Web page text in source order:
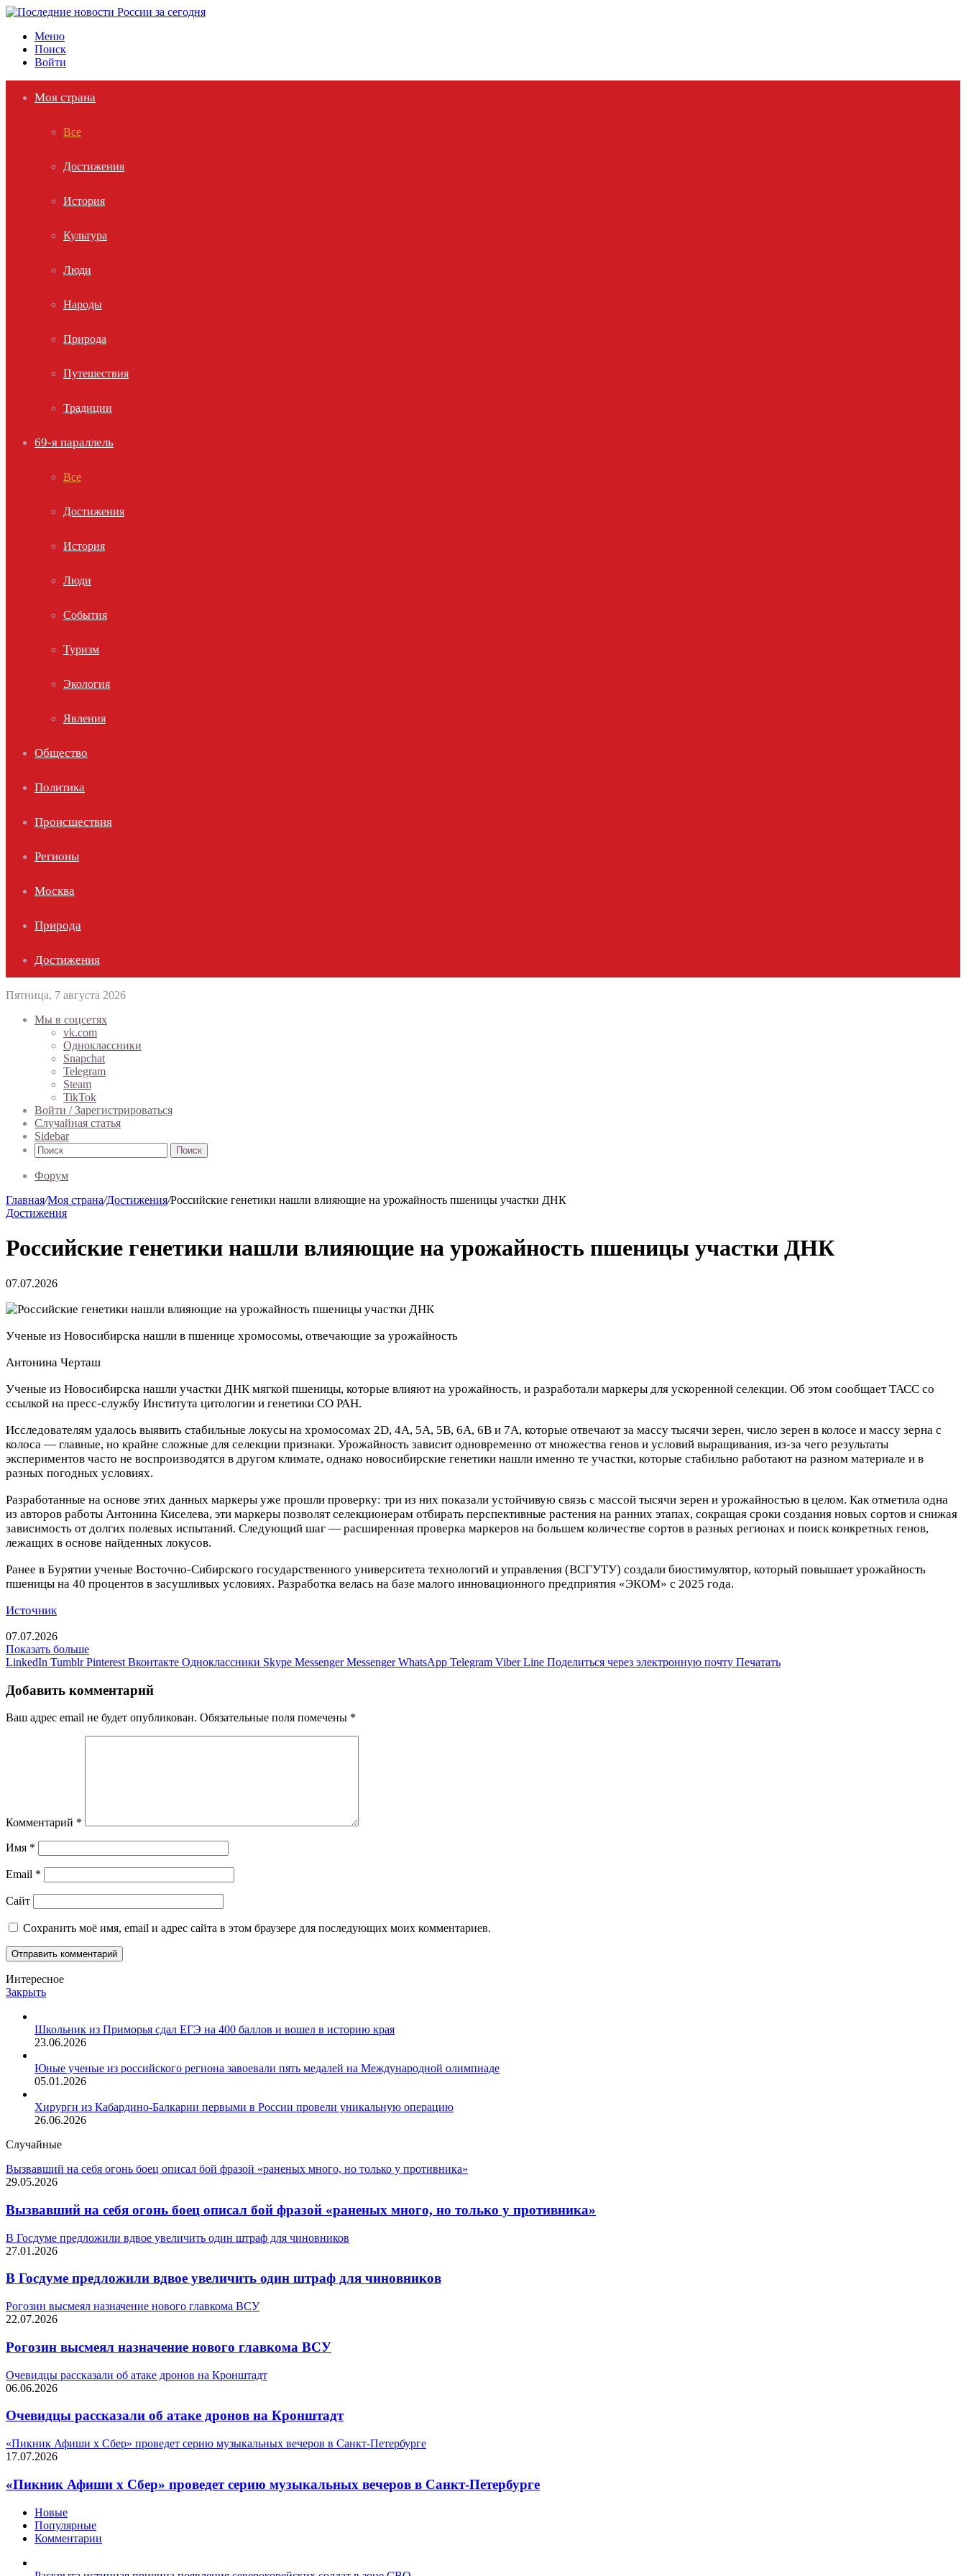
Меню
Поиск
Войти
Моя страна
Все
Достижения
История
Культура
Люди
Народы
Природа
Путешествия
Традиции
69-я параллель
Все
Достижения
История
Люди
События
Туризм
Экология
Явления
Общество
Политика
Происшествия
Регионы
Москва
Природа
Достижения
Пятница, 7 августа 2026
Мы в соцсетях
vk.com
Одноклассники
Snapchat
Telegram
Steam
TikTok
Войти / Зарегистрироваться
Случайная статья
Sidebar
Поиск
Форум
Главная/Моя страна/Достижения/Российские генетики нашли влияющие на урожайность пшеницы участки ДНК
Достижения
Российские генетики нашли влияющие на урожайность пшеницы участки ДНК
07.07.2026
Ученые из Новосибирска нашли в пшенице хромосомы, отвечающие за урожайность
Антонина Черташ
Ученые из Новосибирска нашли участки ДНК мягкой пшеницы, которые влияют на урожайность, и разработали маркеры для ускоренной селекции. Об этом сообщает ТАСС со
ссылкой на пресс-службу Института цитологии и генетики СО РАН.
Исследователям удалось выявить стабильные локусы на хромосомах 2D, 4A, 5A, 5B, 6A, 6B и 7A, которые отвечают за массу тысячи зерен, число зерен в колосе и массу зерна с
колоса — главные, но крайне сложные для селекции признаки. Урожайность зависит одновременно от множества генов и условий выращивания, из-за чего результаты
экспериментов часто не воспроизводятся в другом климате, однако новосибирские генетики нашли именно те участки, которые стабильно работают на разном материале и в
разных погодных условиях.
Разработанные на основе этих данных маркеры уже прошли проверку: три из них показали устойчивую связь с массой тысячи зерен и урожайностью в целом. Как отметила одна
из авторов работы Антонина Киселева, эти маркеры позволят селекционерам отбирать перспективные растения на ранних этапах, сокращая сроки создания новых сортов и снижая
зависимость от долгих полевых испытаний. Следующий шаг — расширенная проверка маркеров на большем количестве сортов в разных регионах и поиск конкретных генов,
лежащих в основе найденных локусов.
Ранее в Бурятии ученые Восточно-Сибирского государственного университета технологий и управления (ВСГУТУ) создали биостимулятор, который повышает урожайность
пшеницы на 40 процентов в засушливых условиях. Разработка велась на базе малого инновационного предприятия «ЭКОМ» с 2025 года.
Источник
07.07.2026
Показать больше
LinkedIn Tumblr Pinterest Вконтакте Одноклассники Skype Messenger Messenger WhatsApp Telegram Viber Line Поделиться через электронную почту Печатать
Добавить комментарий
Ваш адрес email не будет опубликован. Обязательные поля помечены *
Комментарий *
Имя *
Email *
Сайт
Сохранить моё имя, email и адрес сайта в этом браузере для последующих моих комментариев.
Интересное
Закрыть
Школьник из Приморья сдал ЕГЭ на 400 баллов и вошел в историю края
23.06.2026
Юные ученые из российского региона завоевали пять медалей на Международной олимпиаде
05.01.2026
Хирурги из Кабардино-Балкарии первыми в России провели уникальную операцию
26.06.2026
Случайные
Вызвавший на себя огонь боец описал бой фразой «раненых много, но только у противника»
29.05.2026
Вызвавший на себя огонь боец описал бой фразой «раненых много, но только у противника»
В Госдуме предложили вдвое увеличить один штраф для чиновников
27.01.2026
В Госдуме предложили вдвое увеличить один штраф для чиновников
Рогозин высмеял назначение нового главкома ВСУ
22.07.2026
Рогозин высмеял назначение нового главкома ВСУ
Очевидцы рассказали об атаке дронов на Кронштадт
06.06.2026
Очевидцы рассказали об атаке дронов на Кронштадт
«Пикник Афиши х Сбер» проведет серию музыкальных вечеров в Санкт-Петербурге
17.07.2026
«Пикник Афиши х Сбер» проведет серию музыкальных вечеров в Санкт-Петербурге
Новые
Популярные
Комментарии